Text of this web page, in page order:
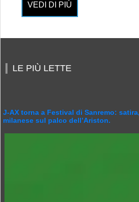
VEDI DI PIÙ
LE PIÙ LETTE
J-AX torna a Festival di Sanremo:
milanese sul palco dell’Ariston.